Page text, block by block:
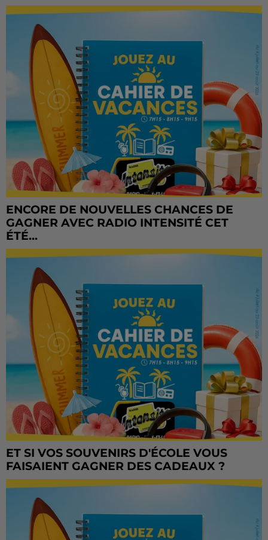
ENCORE DE NOUVELLES CHANCES DE
GAGNER AVEC RADIO INTENSITÉ CET
ÉTÉ...
ET SI VOS SOUVENIRS D'ÉCOLE VOUS
FAISAIENT GAGNER DES CADEAUX ?